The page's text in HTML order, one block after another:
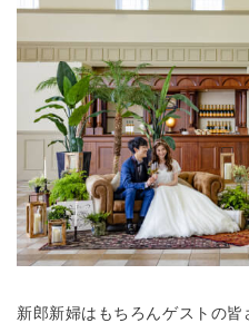
新郎新婦はもちろんゲストの皆